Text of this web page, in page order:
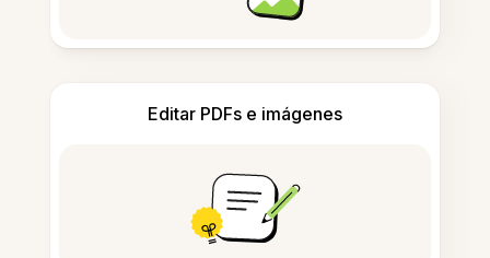
Editar PDFs e imágenes